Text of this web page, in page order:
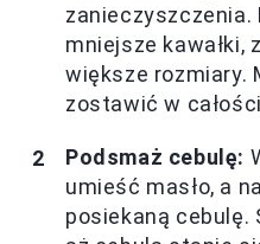
zanieczyszczenia.
mniejsze kawałki,
większe rozmiary.
zostawić w
Podsmaż cebulę:
umieść masło, a
posiekaną cebulę.